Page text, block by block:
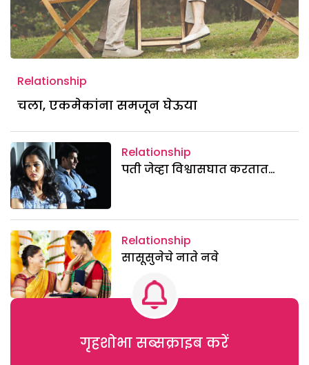
Relationship
चला, एकमेकांना समजून घेऊया
Relationship
पती जेव्हा विश्वासघात करतात…
Relationship
सासूसुनेचे नाते नवे
गृहशोभा सब्सक्राइब करें